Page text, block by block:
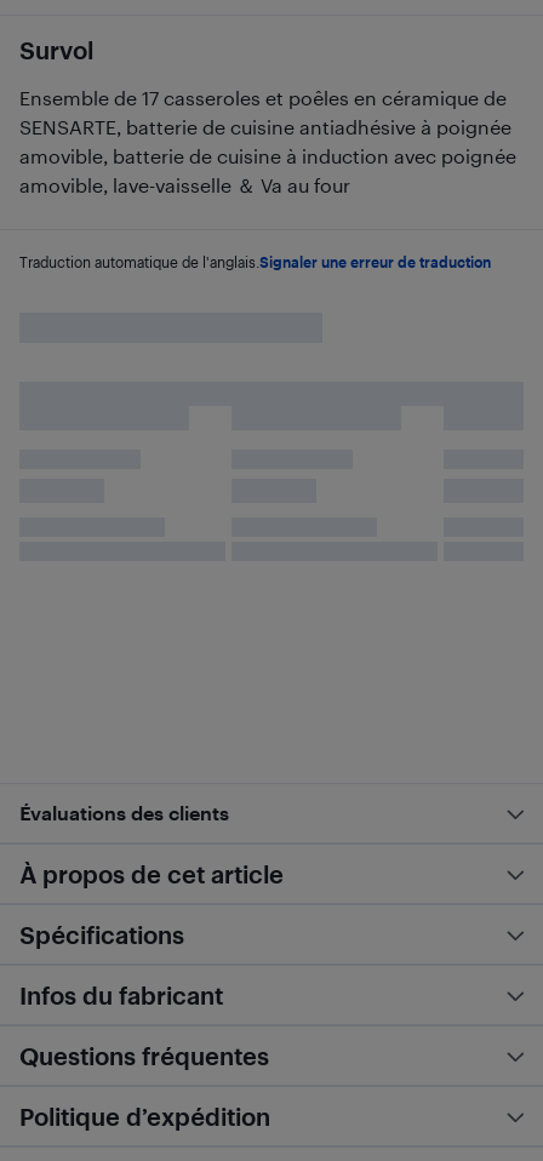
Survol
Ensemble de 17 casseroles et poêles en céramique de
SENSARTE, batterie de cuisine antiadhésive à poignée
amovible, batterie de cuisine à induction avec poignée
amovible, lave-vaisselle ＆ Va au four
Traduction automatique de l'anglais. Signaler une erreur de traduction
Évaluations des clients
À propos de cet article
Spécifications
Infos du fabricant
Questions fréquentes
Politique d’expédition